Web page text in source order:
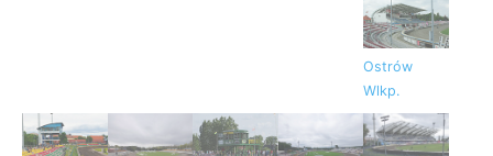
Ostrów
Wlkp.